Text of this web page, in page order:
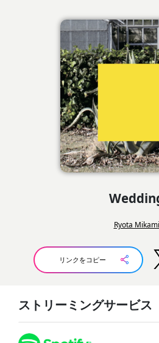
Ryota Mikami
リンクをコピー
ストリーミングサービス